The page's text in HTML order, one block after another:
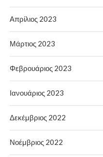
Απρίλιος 2023
Μάρτιος 2023
Φεβρουάριος 2023
Ιανουάριος 2023
Δεκέμβριος 2022
Νοέμβριος 2022